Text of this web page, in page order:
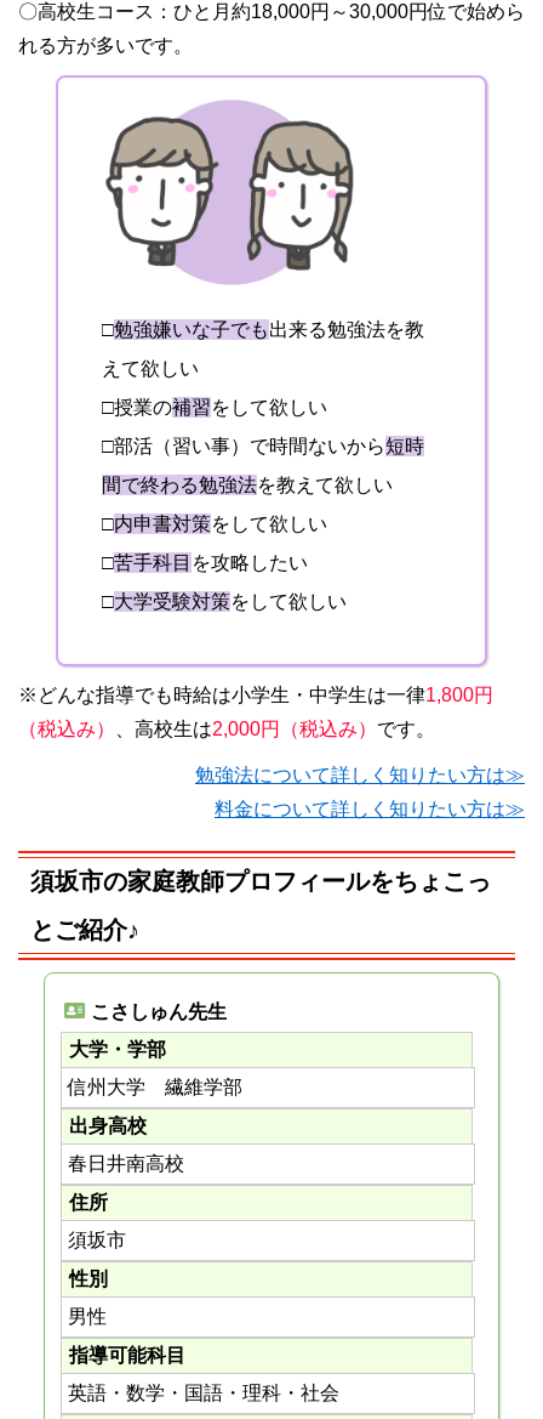
〇高校生コース：ひと月約18,000円～30,000円位で始めら
れる方が多いです。
□勉強嫌いな子でも出来る勉強法を教
えて欲しい
□授業の補習をして欲しい
□部活（習い事）で時間ないから短時
間で終わる勉強法を教えて欲しい
□内申書対策をして欲しい
□苦手科目 を攻略したい
□大学受験対策をして欲しい
※どんな指導でも時給は小学生・中学生は一律1,800円
（税込み）
、高校生は2,000円（税込み） です。
勉強法について詳しく知りたい方は≫
料金について詳しく知りたい方は≫
須坂市の家庭教師プロフィールをちょこっ
とご紹介♪
こさしゅん先生
大学・学部
信州大学 繊維学部
出身高校
春日井南高校
住所
須坂市
性別
男性
指導可能科目
英語・数学・国語・理科・社会